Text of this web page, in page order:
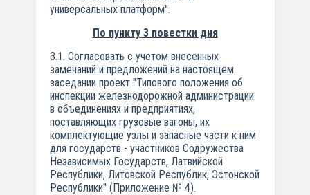
универсальных платформ".
По пункту 3 повестки дня
3.1. Согласовать с учетом внесенных
замечаний и предложений на настоящем
заседании проект "Типового положения об
инспекции железнодорожной администрации
в объединениях и предприятиях,
поставляющих грузовые вагоны, их
комплектующие узлы и запасные части к ним
для государств - участников Содружества
Независимых Государств, Латвийской
Республики, Литовской Республик, Эстонской
Республики" (Приложение № 4).